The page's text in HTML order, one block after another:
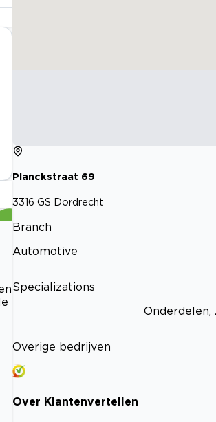
Planckstraat 69
3316 GS Dordrecht
Branch
Automotive
Specializations
Onderdelen,
Overige bedrijven
Over Klantenvertellen